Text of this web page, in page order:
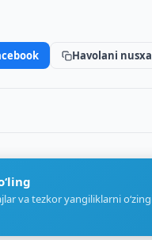
Havolani
va tezkor yangiliklarni